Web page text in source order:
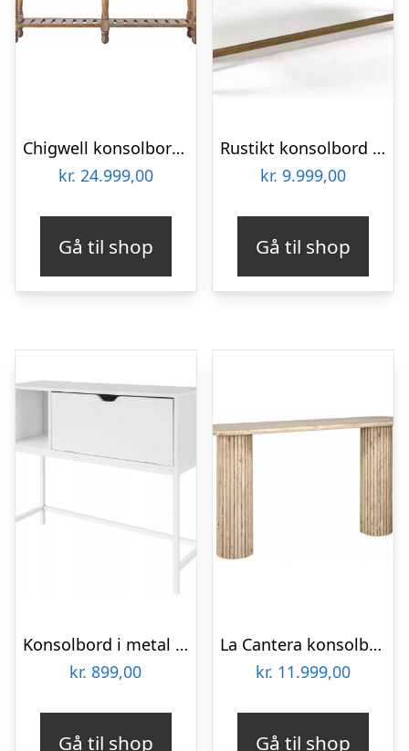
Chigwell konsolbord i mangotræ og sten 169 x 49 cm – Rustik natur/Mørkegrå
kr. 24.999,00
Gå til shop
Rustikt konsolbord i egetræ B160 cm – Børstet eg
kr. 9.999,00
Gå til shop
Konsolbord i metal og møbelplade H80 x B92 x D30 cm – Hvid
kr. 899,00
Gå til shop
La Cantera konsolbord i travertin 160 x 38 cm – Travertin
kr. 11.999,00
Gå til shop